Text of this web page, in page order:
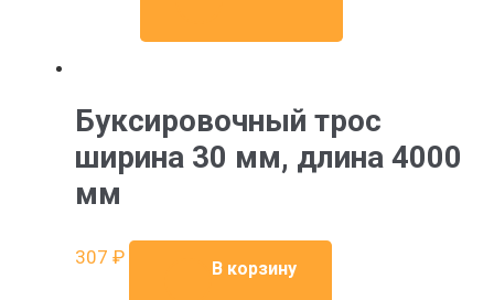
Буксировочный трос
ширина 30 мм, длина 4000
мм
307 ₽
В корзину